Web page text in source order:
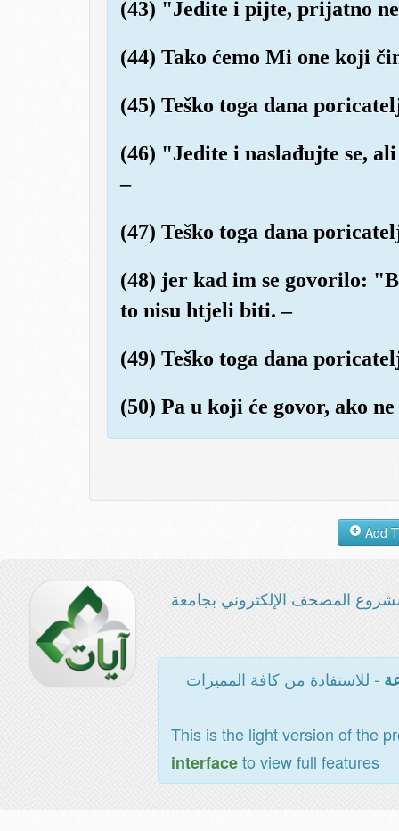
(43) "Jedite i pijte, prijatno
(44) Tako ćemo Mi one koji
(45) Teško toga dana
(46) "Jedite i naslađujte se,
–
(47) Teško toga dana
(48) jer kad im se govorilo:
to nisu htjeli biti. –
(49) Teško toga dana
(50) Pa u koji će govor, ako
المصحف الإلكتروني بجامعة
- للاستفادة من كافة المميزات
This is the light version of the
interfaceto view full features